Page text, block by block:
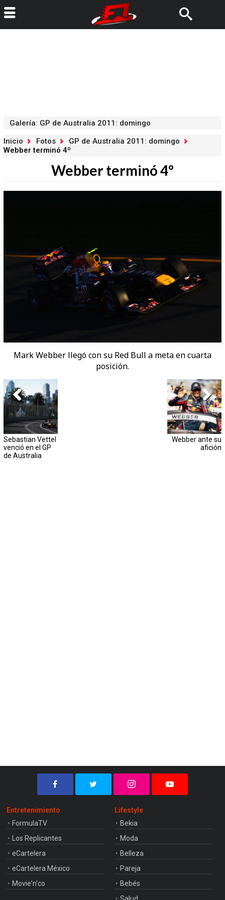
Galería: GP de Australia 2011: domingo
Inicio
Fotos
GP de Australia 2011: domingo
Webber terminó 4º
Webber terminó 4º
Mark Webber llegó con su Red Bull a meta en cuarta
posición.
Sebastian Vettel
venció en el GP
de Australia
Webber ante su
afición
Entretenimiento
FormulaTV
Los Replicantes
eCartelera
eCartelera México
Movie'n'co
Lifestyle
Bekia
Moda
Belleza
Pareja
Bebés